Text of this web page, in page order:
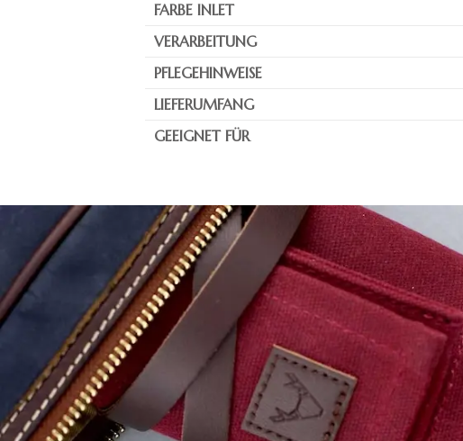
FARBE INLET
VERARBEITUNG
PFLEGEHINWEISE
LIEFERUMFANG
GEEIGNET FÜR